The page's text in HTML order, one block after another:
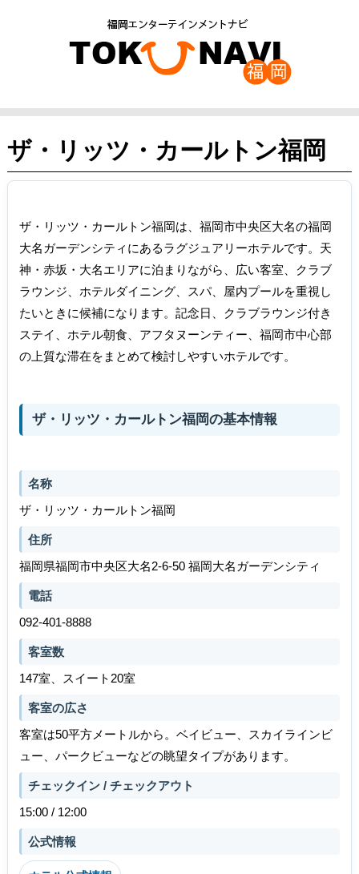
ザ・リッツ・カールトン福岡
ザ・リッツ・カールトン福岡は、福岡市中央区大名の福岡
大名ガーデンシティにあるラグジュアリーホテルです。天
神・赤坂・大名エリアに泊まりながら、広い客室、クラブ
ラウンジ、ホテルダイニング、スパ、屋内プールを重視し
たいときに候補になります。記念日、クラブラウンジ付き
ステイ、ホテル朝食、アフタヌーンティー、福岡市中心部
の上質な滞在をまとめて検討しやすいホテルです。
ザ・リッツ・カールトン福岡の基本情報
名称
ザ・リッツ・カールトン福岡
住所
福岡県福岡市中央区大名2-6-50 福岡大名ガーデンシティ
電話
092-401-8888
客室数
147室、スイート20室
客室の広さ
客室は50平方メートルから。ベイビュー、スカイラインビ
ュー、パークビューなどの眺望タイプがあります。
チェックイン / チェックアウト
15:00 / 12:00
公式情報